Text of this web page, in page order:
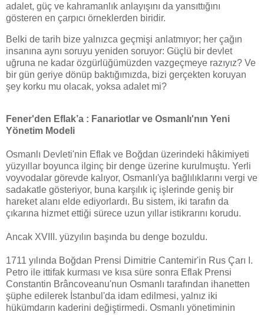
adalet, güç ve kahramanlık anlayışını da yansıttığını
gösteren en çarpıcı örneklerden biridir.
Belki de tarih bize yalnızca geçmişi anlatmıyor; her çağın
insanına aynı soruyu yeniden soruyor: Güçlü bir devlet
uğruna ne kadar özgürlüğümüzden vazgeçmeye razıyız? Ve
bir gün geriye dönüp baktığımızda, bizi gerçekten koruyan
şey korku mu olacak, yoksa adalet mi?
Fener'den Eflak’a : Fanariotlar ve Osmanlı'nın Yeni
Yönetim Modeli
Osmanlı Devleti'nin Eflak ve Boğdan üzerindeki hâkimiyeti
yüzyıllar boyunca ilginç bir denge üzerine kurulmuştu. Yerli
voyvodalar görevde kalıyor, Osmanlı'ya bağlılıklarını vergi ve
sadakatle gösteriyor, buna karşılık iç işlerinde geniş bir
hareket alanı elde ediyorlardı. Bu sistem, iki tarafın da
çıkarına hizmet ettiği sürece uzun yıllar istikrarını korudu.
Ancak XVIII. yüzyılın başında bu denge bozuldu.
1711 yılında Boğdan Prensi Dimitrie Cantemir'in Rus Çarı I.
Petro ile ittifak kurması ve kısa süre sonra Eflak Prensi
Constantin Brâncoveanu'nun Osmanlı tarafından ihanetten
şüphe edilerek İstanbul'da idam edilmesi, yalnız iki
hükümdarın kaderini değiştirmedi. Osmanlı yönetiminin